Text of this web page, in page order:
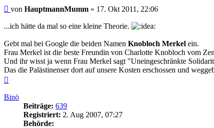
Beitrag
von HauptmannMumm » 17. Okt 2011, 22:06
...ich hätte da mal so eine kleine Theorie.
Gebt mal bei Google die beiden Namen Knobloch Merkel ein.
Frau Merkel ist die beste Freundin von Charlotte Knobloch vom
Und ihr wisst ja wenn Frau Merkel sagt "Uneingeschränkte
Das die Palästinenser dort auf unsere Kosten erschossen und
Binö
Beiträge: 639
Registriert: 2. Aug 2007, 07:27
Behörde: